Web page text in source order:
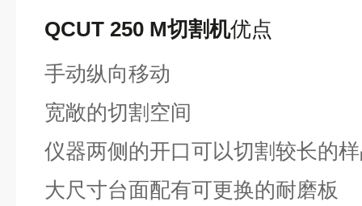
QCUT 250 M切割机优点
手动纵向移动
宽敞的切割空间
仪器两侧的开口可以切割较长的
大尺寸台面配有可更换的耐磨板